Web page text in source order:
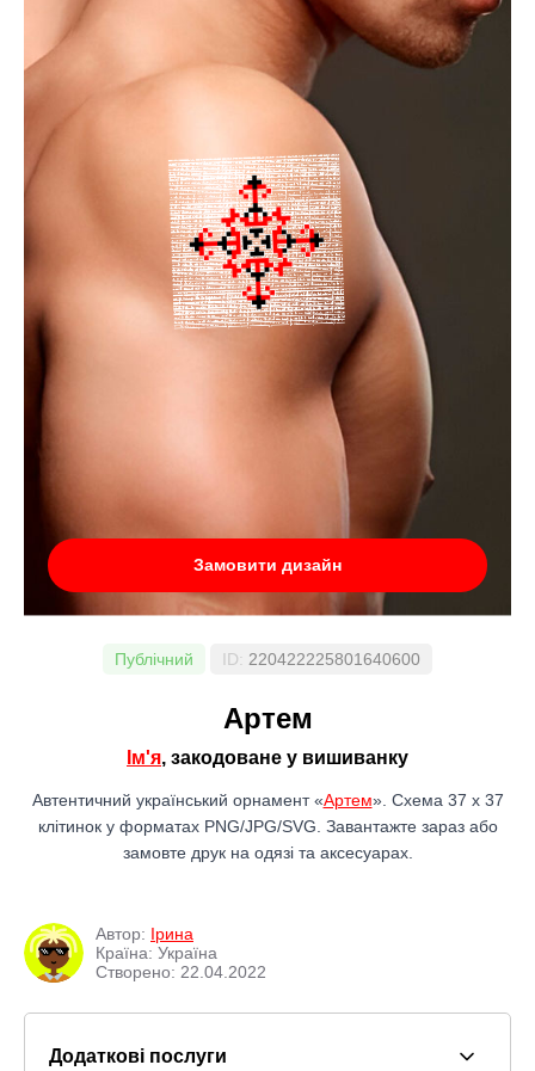
Замовити дизайн
Публічний ID: 220422225801640600
Артем
Ім'я, закодоване у вишиванку
Автентичний український орнамент «Артем». Схема 37 x 37
клітинок у форматах PNG/JPG/SVG. Завантажте зараз або
замовте друк на одязі та аксесуарах.
Автор: Ірина
Країна: Україна
Створено: 22.04.2022
Додаткові послуги